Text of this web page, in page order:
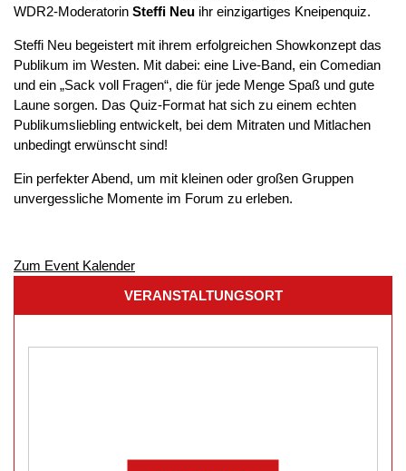
WDR2-Moderatorin Steffi Neu ihr einzigartiges Kneipenquiz.
Steffi Neu begeistert mit ihrem erfolgreichen Showkonzept das
Publikum im Westen. Mit dabei: eine Live-Band, ein Comedian
und ein „Sack voll Fragen“, die für jede Menge Spaß und gute
Laune sorgen. Das Quiz-Format hat sich zu einem echten
Publikumsliebling entwickelt, bei dem Mitraten und Mitlachen
unbedingt erwünscht sind!
Ein perfekter Abend, um mit kleinen oder großen Gruppen
unvergessliche Momente im Forum zu erleben.
Zum Event Kalender
VERANSTALTUNGSORT